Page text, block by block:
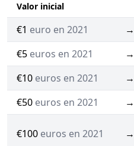
Valor inicial
€1 euro en 2021 →
€5 euros en 2021 →
€10 euros en 2021 →
€50 euros en 2021 →
€100 euros en 2021 →